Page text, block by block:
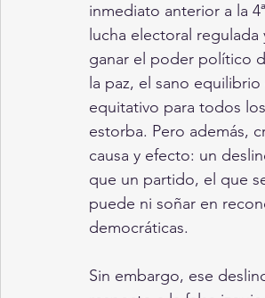
inmediato anterior a la
lucha electoral
ganar el poder político
la paz, el sano
equitativo para todos
estorba. Pero además,
causa y efecto: un
que un partido, el que
puede ni soñar en
democráticas.
Sin embargo, ese